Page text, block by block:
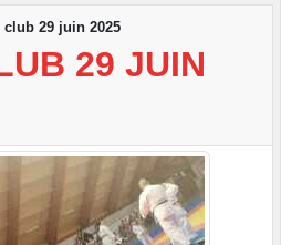
club 29 juin 2025
29 JUIN